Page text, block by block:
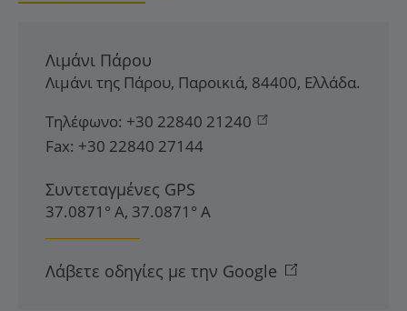
Λιμάνι Πάρου
Λιμάνι της Πάρου, Παροικιά, 84400, Ελλάδα.
Τηλέφωνο: +30 22840 21240
Fax: +30 22840 27144
Συντεταγμένες GPS
37.0871° Α, 37.0871° Α
Λάβετε οδηγίες με την Google